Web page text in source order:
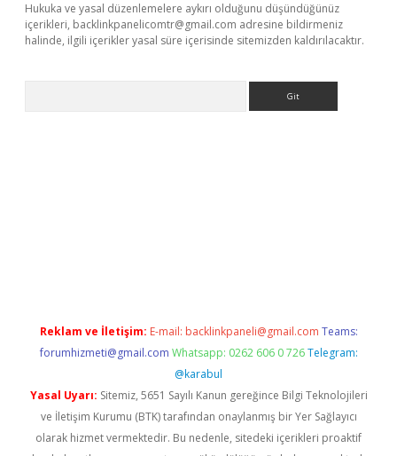
Hukuka ve yasal düzenlemelere aykırı olduğunu düşündüğünüz
içerikleri, backlinkpanelicomtr@gmail.com adresine bildirmeniz
halinde, ilgili içerikler yasal süre içerisinde sitemizden kaldırılacaktır.
Reklam ve İletişim: E-mail: backlinkpaneli@gmail.com Teams:
forumhizmeti@gmail.com Whatsapp: 0262 606 0 726 Telegram:
@karabul
Yasal Uyarı: Sitemiz, 5651 Sayılı Kanun gereğince Bilgi Teknolojileri
ve İletişim Kurumu (BTK) tarafından onaylanmış bir Yer Sağlayıcı
olarak hizmet vermektedir. Bu nedenle, sitedeki içerikleri proaktif